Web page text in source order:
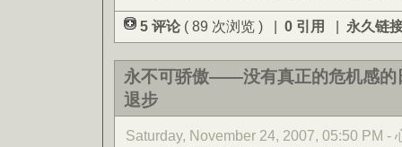
5 评论 ( 89 次浏览 ) | 0 引用 | 永久链
永不可骄傲——没有真正的危机感的
退步
Saturday, November 24, 2007, 05:50 PM -